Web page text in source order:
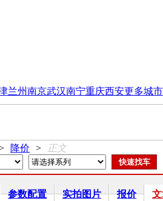
兰州南京武汉南宁重庆西安更多城
降价 > 正文
参数配置 实拍图片 报价